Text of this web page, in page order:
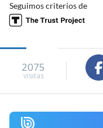
Seguimos criterios de
2075
visitas